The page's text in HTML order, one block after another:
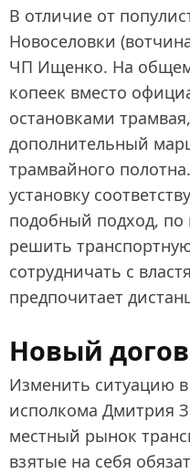
В отличие от
Новоселовки
ЧП Ищенко. На общем
копеек вместо
остановками
дополнительный
трамвайного
установку
подобный подход, по
решить
сотрудничать с
предпочитает
Новый
Изменить ситуацию
исполкома Дмитрия
местный рынок
взятые на себя